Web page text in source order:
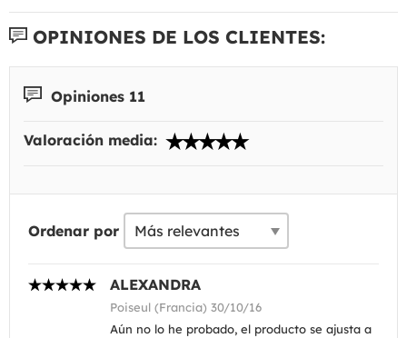
OPINIONES DE LOS CLIENTES:
Opiniones 11
Valoración media:
Ordenar por
ALEXANDRA
Poiseul (Francia) 30/10/16
Aún no lo he probado, el producto se ajusta a